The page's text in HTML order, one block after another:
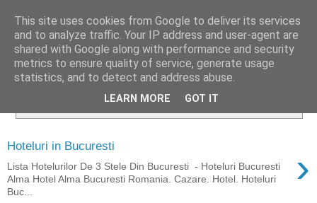
Afișați toate postările
Hoteluri in Bucuresti ›
Lista Hotelurilor De 3 Stele Din Bucuresti - Hoteluri Bucuresti
Alma Hotel Alma Bucuresti Romania. Cazare. Hotel. Hoteluri
Buc...
This site uses cookies from Google to deliver its services
and to analyze traffic. Your IP address and user-agent are
shared with Google along with performance and security
metrics to ensure quality of service, generate usage
statistics, and to detect and address abuse.
LEARN MORE GOT IT